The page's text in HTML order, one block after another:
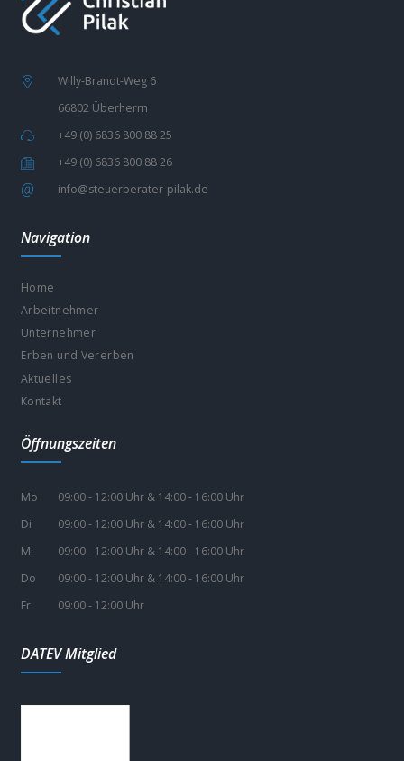
Willy-Brandt-Weg 6
66802 Überherrn
+49 (0) 6836 800 88 25
+49 (0) 6836 800 88 26
info@steuerberater-pilak.de
Navigation
Home
Arbeitnehmer
Unternehmer
Erben und Vererben
Aktuelles
Kontakt
Öffnungszeiten
Mo
09:00 - 12:00 Uhr & 14:00 - 16:00 Uhr
Di
09:00 - 12:00 Uhr & 14:00 - 16:00 Uhr
Mi
09:00 - 12:00 Uhr & 14:00 - 16:00 Uhr
Do
09:00 - 12:00 Uhr & 14:00 - 16:00 Uhr
Fr
09:00 - 12:00 Uhr
DATEV Mitglied